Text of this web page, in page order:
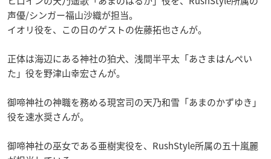
声優/シンガー福山沙織が担当。
イオリ役を、この日のゲストの佐藤拓也さんが。
正体は海辺にある神社の狛犬、浅間半平太「あさまはんぺい
た」役を野津山幸宏さんが。
御啼神社の神職を務める現宮司の天乃和雪「あまのかずゆき」
役を速水奨さんが。
御啼神社の巫女である亜樹実役を、RushStyle所属の五十嵐麗